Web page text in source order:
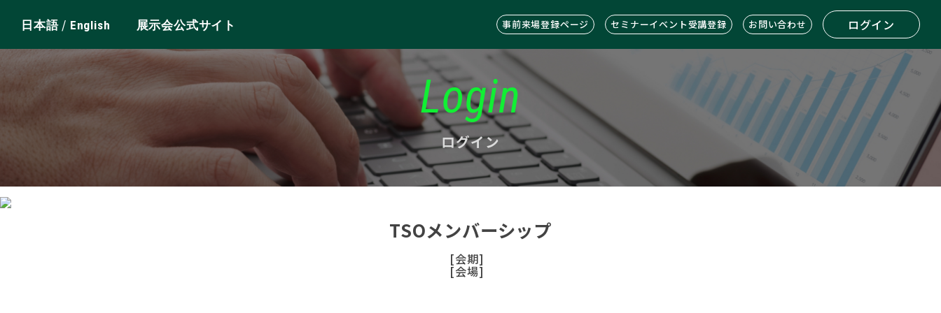
日本語/ English 展示会公式サイト 事前来場登録ページ セミナーイベント受講登録 お問い合わせ ログイン
Login
ログイン
TSOメンバーシップ
[会期]
[会場]